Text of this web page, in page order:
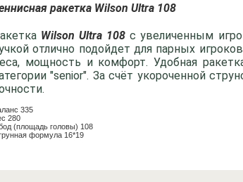
ракетка Wilson Ultra 108
Wilson Ultra 108 с увеличенным
отлично подойдет для парных
мощность и комфорт. Удобная
"senior". За счёт укороченной
335
280
(площадь головы) 108
формула 16*19